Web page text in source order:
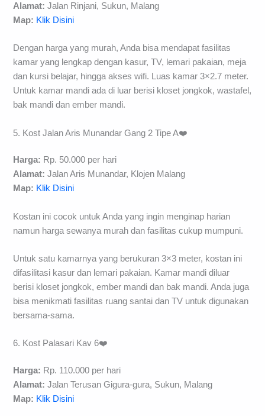
Alamat: Jalan Rinjani, Sukun, Malang
Map: Klik Disini
Dengan harga yang murah, Anda bisa mendapat fasilitas
kamar yang lengkap dengan kasur, TV, lemari pakaian, meja
dan kursi belajar, hingga akses wifi. Luas kamar 3×2.7 meter.
Untuk kamar mandi ada di luar berisi kloset jongkok, wastafel,
bak mandi dan ember mandi.
5. Kost Jalan Aris Munandar Gang 2 Tipe A❤️
Harga: Rp. 50.000 per hari
Alamat: Jalan Aris Munandar, Klojen Malang
Map: Klik Disini
Kostan ini cocok untuk Anda yang ingin menginap harian
namun harga sewanya murah dan fasilitas cukup mumpuni.
Untuk satu kamarnya yang berukuran 3×3 meter, kostan ini
difasilitasi kasur dan lemari pakaian. Kamar mandi diluar
berisi kloset jongkok, ember mandi dan bak mandi. Anda juga
bisa menikmati fasilitas ruang santai dan TV untuk digunakan
bersama-sama.
6. Kost Palasari Kav 6❤️
Harga: Rp. 110.000 per hari
Alamat: Jalan Terusan Gigura-gura, Sukun, Malang
Map: Klik Disini